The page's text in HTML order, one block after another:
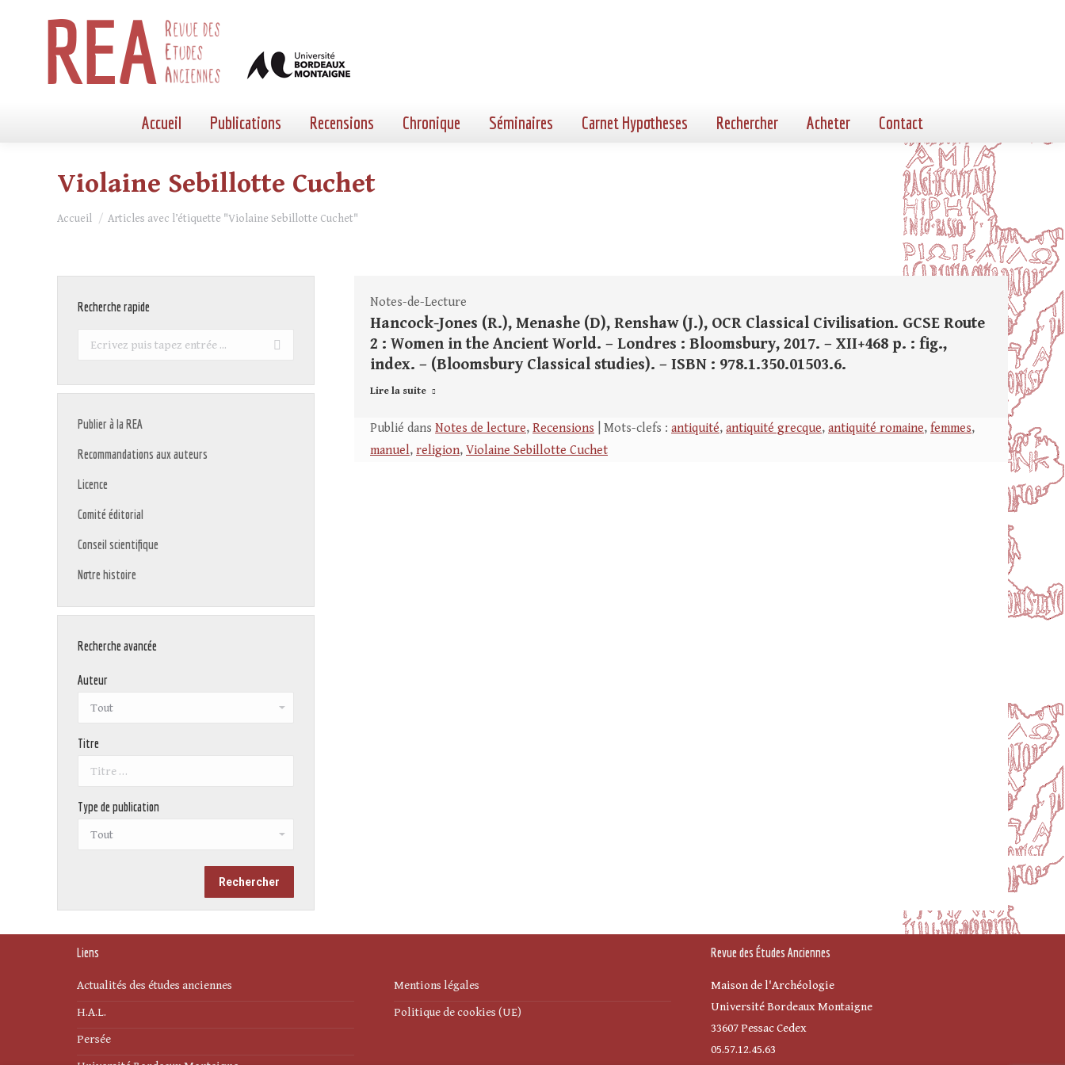
Accueil Publications Recensions Chronique Séminaires Carnet Hypotheses Rechercher Acheter Contact
Violaine Sebillotte Cuchet
Vous êtes ici :
Accueil Articles avec l’étiquette "Violaine Sebillotte Cuchet"
Notes-de-Lecture
Hancock-Jones (R.), Menashe (D), Renshaw (J.), OCR Classical Civilisation. GCSE Route
2 : Women in the Ancient World. – Londres : Bloomsbury, 2017. – XII+468 p. : fig.,
index. – (Bloomsbury Classical studies). – ISBN : 978.1.350.01503.6.
Lire la suite
Publié dans Notes de lecture, Recensions | Mots-clefs : antiquité, antiquité grecque, antiquité romaine, femmes,
manuel, religion, Violaine Sebillotte Cuchet
Recherche rapide
Recherche
Publier à la REA
Recommandations aux auteurs
Licence
Comité éditorial
Conseil scientifique
Notre histoire
Recherche avancée
Auteur
Titre
Type de publication
Liens
Actualités des études anciennes
H.A.L.
Persée
Mentions légales
Politique de cookies (UE)
Revue des Études Anciennes
Maison de l'Archéologie
Université Bordeaux Montaigne
33607 Pessac Cedex
05.57.12.45.63